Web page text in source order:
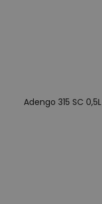
Adengo 315 SC 0,5L